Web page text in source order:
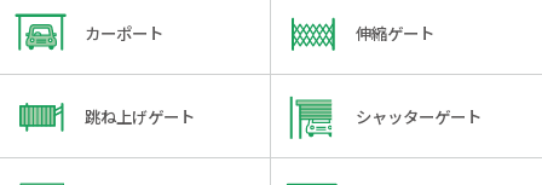
カーポート 伸縮ゲート
跳ね上げゲート シャッターゲート